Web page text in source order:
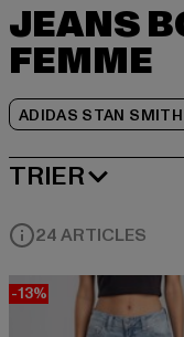
JEANS
FEMME
ADIDAS STAN SMITH
TRIER
MEILLEURES
24 ARTICLES
-13%